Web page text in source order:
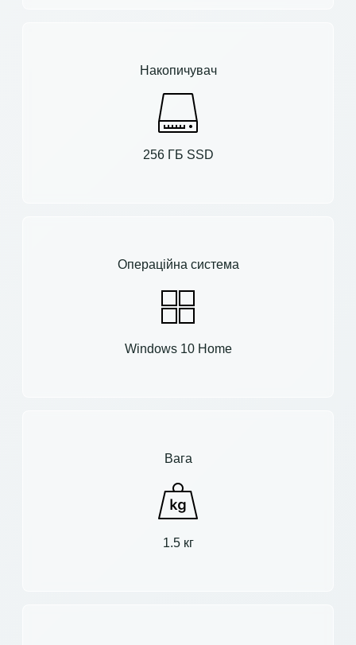
Накопичувач
256 ГБ SSD
Операційна система
Windows 10 Home
Вага
1.5 кг